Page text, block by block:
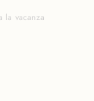
la vacanza